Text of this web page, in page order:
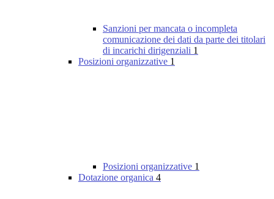
Sanzioni per mancata o incompleta
comunicazione dei dati da parte dei titolari
di incarichi dirigenziali 1
Posizioni organizzative 1
Posizioni organizzative 1
Dotazione organica 4